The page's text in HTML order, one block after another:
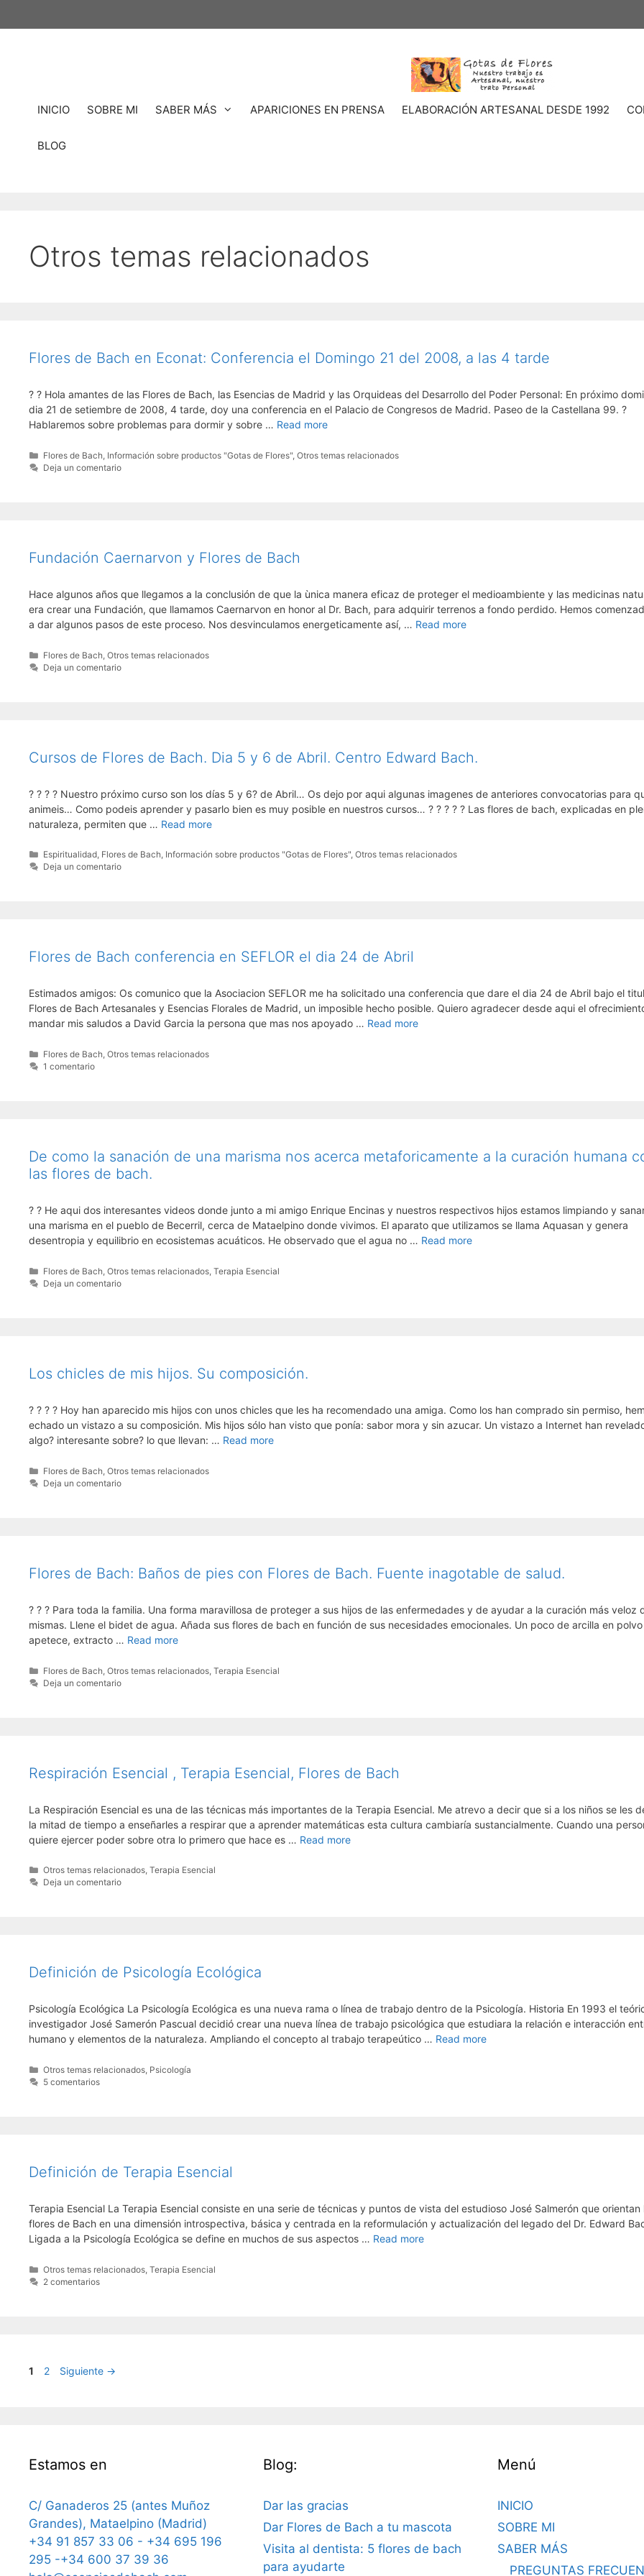
INICIO SOBRE MI SABER MÁS APARICIONES EN PRENSA ELABORACIÓN ARTESANAL DESDE 1992
BLOG
Otros temas relacionados
Flores de Bach en Econat: Conferencia el Domingo 21 del 2008, a las 4 tarde
? ? Hola amantes de las Flores de Bach, las Esencias de Madrid y las Orquideas del Desarrollo del Poder Personal: En próximo
dia 21 de setiembre de 2008, 4 tarde, doy una conferencia en el Palacio de Congresos de Madrid. Paseo de la Castellana 99. ?
Hablaremos sobre problemas para dormir y sobre … Read more
Categorías
Flores de Bach Información sobre productos "Gotas de Flores" ,Otros temas relacionados
Deja un comentario
Fundación Caernarvon y Flores de Bach
Hace algunos años que llegamos a la conclusión de que la ùnica manera eficaz de proteger el medioambiente y las medicinas
era crear una Fundación, que llamamos Caernarvon en honor al Dr. Bach, para adquirir terrenos a fondo perdido. Hemos
a dar algunos pasos de este proceso. Nos desvinculamos energeticamente así, … Read more
Categorías
Flores de Bach ,Otros temas relacionados
Deja un comentario
Cursos de Flores de Bach. Dia 5 y 6 de Abril. Centro Edward Bach.
? ? ? ? Nuestro próximo curso son los días 5 y 6? de Abril… Os dejo por aqui algunas imagenes de anteriores convocatorias para
animeis… Como podeis aprender y pasarlo bien es muy posible en nuestros cursos… ? ? ? ? ? Las flores de bach, explicadas en
naturaleza, permiten que … Read more
Categorías
Espiritualidad, Flores de Bach, Información sobre productos "Gotas de Flores",Otros temas relacionados
Deja un comentario
Flores de Bach conferencia en SEFLOR el dia 24 de Abril
Estimados amigos: Os comunico que la Asociacion SEFLOR me ha solicitado una conferencia que dare el dia 24 de Abril bajo el
Flores de Bach Artesanales y Esencias Florales de Madrid, un imposible hecho posible. Quiero agradecer desde aqui el
mandar mis saludos a David Garcia la persona que mas nos apoyado … Read more
Categorías
Flores de Bach,Otros temas relacionados
1 comentario
De como la sanación de una marisma nos acerca metaforicamente a la curación humana
las flores de bach.
? ? He aqui dos interesantes videos donde junto a mi amigo Enrique Encinas y nuestros respectivos hijos estamos limpiando y
una marisma en el pueblo de Becerril, cerca de Mataelpino donde vivimos. El aparato que utilizamos se llama Aquasan y genera
desentropia y equilibrio en ecosistemas acuáticos. He observado que el agua no … Read more
Categorías
Flores de Bach ,Otros temas relacionados ,Terapia Esencial
Deja un comentario
Los chicles de mis hijos. Su composición.
? ? ? ? Hoy han aparecido mis hijos con unos chicles que les ha recomendado una amiga. Como los han comprado sin permiso,
echado un vistazo a su composición. Mis hijos sólo han visto que ponía: sabor mora y sin azucar. Un vistazo a Internet han
algo? interesante sobre? lo que llevan: … Read more
Categorías
Flores de Bach ,Otros temas relacionados
Deja un comentario
Flores de Bach: Baños de pies con Flores de Bach. Fuente inagotable de salud.
? ? ? Para toda la familia. Una forma maravillosa de proteger a sus hijos de las enfermedades y de ayudar a la curación más veloz
mismas. Llene el bidet de agua. Añada sus flores de bach en función de sus necesidades emocionales. Un poco de arcilla en
apetece, extracto … Read more
Categorías
Flores de Bach ,Otros temas relacionados ,Terapia Esencial
Deja un comentario
Respiración Esencial , Terapia Esencial, Flores de Bach
La Respiración Esencial es una de las técnicas más importantes de la Terapia Esencial. Me atrevo a decir que si a los niños se les
la mitad de tiempo a enseñarles a respirar que a aprender matemáticas esta cultura cambiaría sustancialmente. Cuando una
quiere ejercer poder sobre otra lo primero que hace es … Read more
Categorías
Otros temas relacionados,Terapia Esencial
Deja un comentario
Definición de Psicología Ecológica
Psicología Ecológica La Psicología Ecológica es una nueva rama o línea de trabajo dentro de la Psicología. Historia En 1993 el
investigador José Samerón Pascual decidió crear una nueva línea de trabajo psicológica que estudiara la relación e interacción
humano y elementos de la naturaleza. Ampliando el concepto al trabajo terapeútico … Read more
Categorías
Otros temas relacionados, Psicología
5 comentarios
Definición de Terapia Esencial
Terapia Esencial La Terapia Esencial consiste en una serie de técnicas y puntos de vista del estudioso José Salmerón que orientan
flores de Bach en una dimensión introspectiva, básica y centrada en la reformulación y actualización del legado del Dr. Edward
Ligada a la Psicología Ecológica se define en muchos de sus aspectos … Read more
Categorías
Otros temas relacionados ,Terapia Esencial
2 comentarios
Página
1 Página
2 Siguiente →
Estamos en
C/ Ganaderos 25 (antes Muñoz
Grandes), Mataelpino (Madrid)
+34 91 857 33 06 - +34 695 196
295 -+34 600 37 39 36
Blog:
Dar las gracias
Dar Flores de Bach a tu mascota
Visita al dentista: 5 flores de bach
para ayudarte
Menú
INICIO
SOBRE MI
SABER MÁS
PREGUNTAS